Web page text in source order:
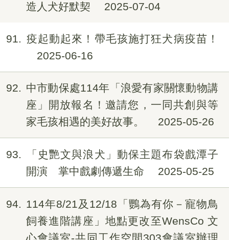
造人犬好默契
2025-07-04
91
疫起動起來！帶毛孩施打狂犬病疫苗！
2025-06-16
92
中市動保處114年「浪愛有家關懷動物講
座」開放報名！邀請您，一同共創與等
家毛孩相遇的美好故事。
2025-05-26
93
「史艷文與浪犬」動保主題布袋戲潭子
開演 掌中戲劇傳遞生命
2025-05-25
94
114年8/21及12/18「鸚為有你－寵物鳥
飼養進階講座」地點更改至WensCo 文
心會議室-共同工作空間303會議室辦理